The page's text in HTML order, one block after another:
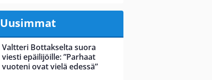
Uusimmat
Valtteri Bottakselta suora
viesti epäilijöille: ”Parhaat
vuoteni ovat vielä edessä”